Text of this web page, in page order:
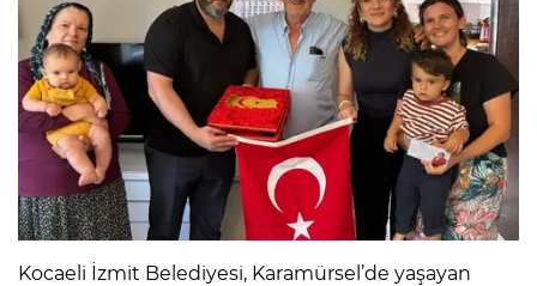
Kocaeli İzmit Belediyesi, Karamürsel’de yaşayan